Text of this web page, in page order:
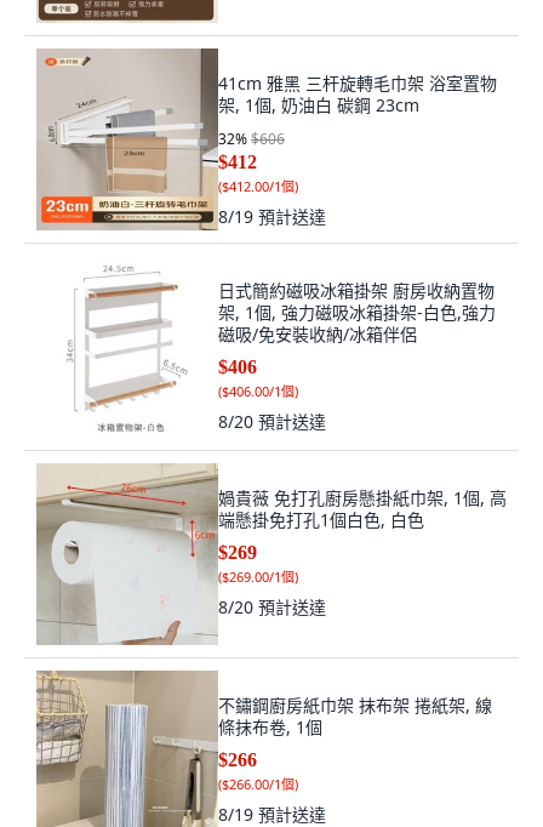
41cm 雅黑 三杆旋轉毛巾架 浴室置物
架, 1個, 奶油白 碳鋼 23cm
32%$606
$412
($412.00/1個)
8/19 預計送達
日式簡約磁吸冰箱掛架 廚房收納置物
架, 1個, 強力磁吸冰箱掛架-白色,強力
磁吸/免安裝收納/冰箱伴侶
$406
($406.00/1個)
8/20 預計送達
媧貴薇 免打孔廚房懸掛紙巾架, 1個, 高
端懸掛免打孔1個白色, 白色
$269
($269.00/1個)
8/20 預計送達
不鏽鋼廚房紙巾架 抹布架 捲紙架, 線
條抹布卷, 1個
$266
($266.00/1個)
8/19 預計送達